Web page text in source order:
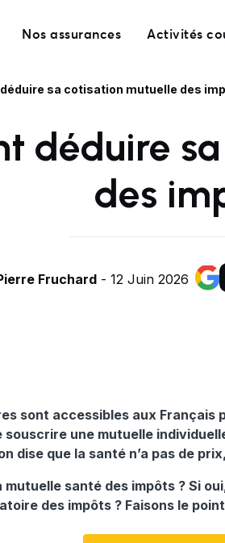
Nos assurances Activités
sa cotisation mutuelle des
déduire
des
Fruchard- 12 Juin 2026
sont accessibles aux
souscrire une mutuelle
dise que la santé n’a pas de
santé des impôts ? Si
des impôts ? Faisons le